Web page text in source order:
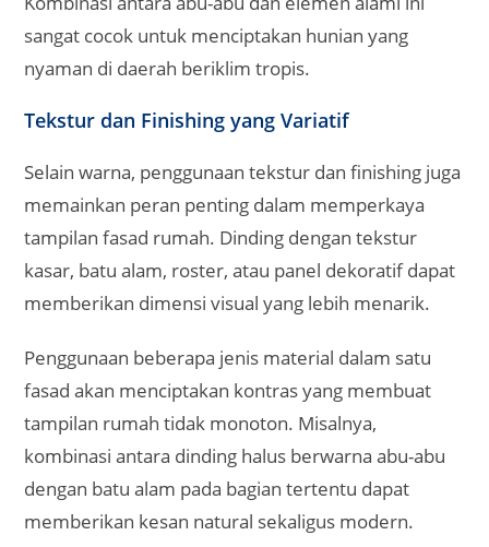
sangat cocok untuk menciptakan hunian yang
nyaman di daerah beriklim tropis.
Tekstur dan Finishing yang Variatif
Selain warna, penggunaan tekstur dan finishing juga
memainkan peran penting dalam memperkaya
tampilan fasad rumah. Dinding dengan tekstur
kasar, batu alam, roster, atau panel dekoratif dapat
memberikan dimensi visual yang lebih menarik.
Penggunaan beberapa jenis material dalam satu
fasad akan menciptakan kontras yang membuat
tampilan rumah tidak monoton. Misalnya,
kombinasi antara dinding halus berwarna abu-abu
dengan batu alam pada bagian tertentu dapat
memberikan kesan natural sekaligus modern.